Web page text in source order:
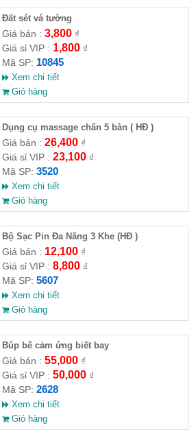
Đất sét vá tường
Giá bán : 3,800₫
Giá sỉ VIP : 1,800₫
Mã SP: 10845
Xem chi tiết
Giỏ hàng
Dụng cụ massage chân 5 bàn ( HĐ )
Giá bán : 26,400₫
Giá sỉ VIP : 23,100₫
Mã SP: 3520
Xem chi tiết
Giỏ hàng
Bộ Sạc Pin Đa Năng 3 Khe (HĐ )
Giá bán : 12,100₫
Giá sỉ VIP : 8,800₫
Mã SP: 5607
Xem chi tiết
Giỏ hàng
​Búp bê cảm ứng biết bay
Giá bán : 55,000₫
Giá sỉ VIP : 50,000₫
Mã SP: 2628
Xem chi tiết
Giỏ hàng